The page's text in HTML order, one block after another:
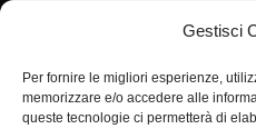
Gestisci
Per fornire le migliori esperienze,
memorizzare e/o accedere alle
queste tecnologie ci permetterà di
Lunedì - Mercoledì - Venerdì:
Martedì - Giovedì:
10:00 - 12:00 / 14:30 - 16:30